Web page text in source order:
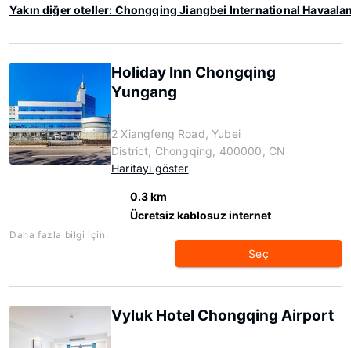
Yakın diğer oteller: Chongqing Jiangbei International
Holiday Inn Chongqing
Yungang
2 Xiangfeng Road, Yubei
District, Chongqing, 400000, CN
Haritayı göster
0.3 km
Ücretsiz kablosuz internet
Daha fazla bilgi için:
Seç
Vyluk Hotel Chongqing Airport